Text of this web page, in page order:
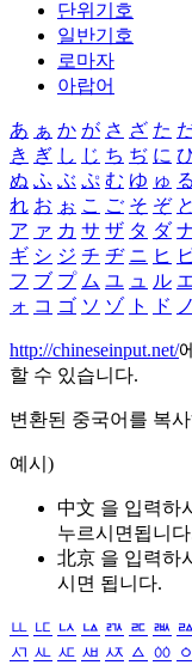
단위기호
일반기호
로마자
아랍어
あ ぁ か が さ ざ た
き ぎ し じ ち ぢ に
ぬ ふ ぶ ぷ む ゆ ゅ る
れ お ぉ こ ご そ ぞ と
ア ァ カ サ ザ タ ダ
ギ シ ジ チ ヂ ニ ヒ
フ ブ プ ム ユ ュ ル
ォ コ ゴ ソ ゾ ト ド ノ
http://chineseinput.net/
할 수 있습니다.
변환된 중국어를 복
예시)
中文 을 입력하
누르시면됩니
北京 을 입력하
시면 됩니다.
ㅥ ㅦ ㅧ ㅨ ㅩ ㅪ ㅫ ㅬ
ㅺ ㅻ ㅼ ㅽ ㅾ ㅿ ㆀ ㆁ